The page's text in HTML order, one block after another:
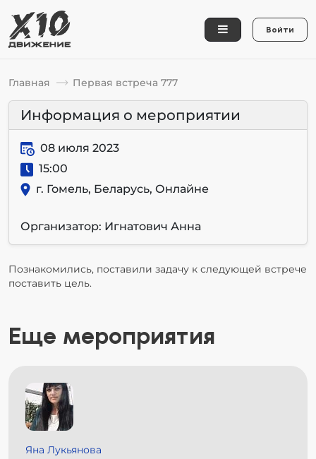
Войти
Главная Первая встреча 777
Информация о мероприятии
08 июля 2023
15:00
г. Гомель, Беларусь, Онлайне
Организатор: Игнатович Анна
Познакомились, поставили задачу к следующей встрече
поставить цель.
Еще мероприятия
Яна Лукьянова